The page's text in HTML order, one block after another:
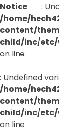
Notice
:
/home/
content/
child/inc/etc/
on line
: Undefined
/home/
content/
child/inc/etc/
on line